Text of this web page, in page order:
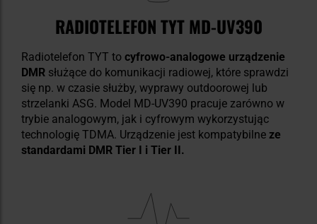
RADIOTELEFON TYT MD-UV390
Radiotelefon TYT to cyfrowo-analogowe urządzenie
DMR służące do komunikacji radiowej, które sprawdzi
się np. w czasie służby, wyprawy outdoorowej lub
strzelanki ASG. Model MD-UV390 pracuje zarówno w
trybie analogowym, jak i cyfrowym wykorzystując
technologię TDMA. Urządzenie jest kompatybilne ze
standardami DMR Tier I i Tier II.